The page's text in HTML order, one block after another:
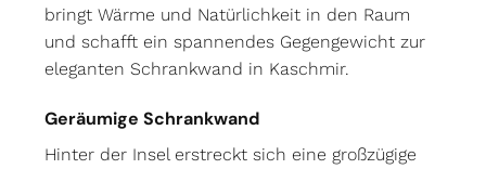
bringt Wärme und Natürlichkeit in den Raum
und schafft ein spannendes Gegengewicht zur
eleganten Schrankwand in Kaschmir.
Geräumige Schrankwand
Hinter der Insel erstreckt sich eine großzügige